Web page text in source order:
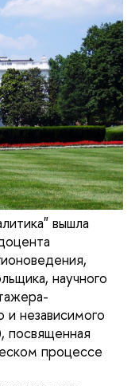
вышла
научного
независимого
посвященная
процессе